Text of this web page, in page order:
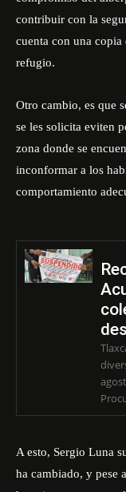
contribuir con la
cuenta con una copia
refugio.
Otro cambio, es que
se les solicita eviten
zona donde se
inconformar a los
comportamiento
A esto, Sergio Luna
ha cambiado, y pese